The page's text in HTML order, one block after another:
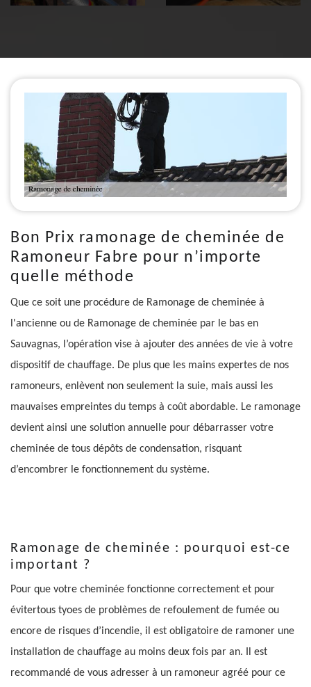
Bon Prix ramonage de cheminée de
Ramoneur Fabre pour n’importe
quelle méthode
Que ce soit une procédure de Ramonage de cheminée à
l'ancienne ou de Ramonage de cheminée par le bas en
Sauvagnas, l’opération vise à ajouter des années de vie à votre
dispositif de chauffage. De plus que les mains expertes de nos
ramoneurs, enlèvent non seulement la suie, mais aussi les
mauvaises empreintes du temps à coût abordable. Le ramonage
devient ainsi une solution annuelle pour débarrasser votre
cheminée de tous dépôts de condensation, risquant
d’encombrer le fonctionnement du système.
Ramonage de cheminée : pourquoi est-ce
important ?
Pour que votre cheminée fonctionne correctement et pour
évitertous tyoes de problèmes de refoulement de fumée ou
encore de risques d’incendie, il est obligatoire de ramoner une
installation de chauffage au moins deux fois par an. Il est
recommandé de vous adresser à un ramoneur agréé pour ce